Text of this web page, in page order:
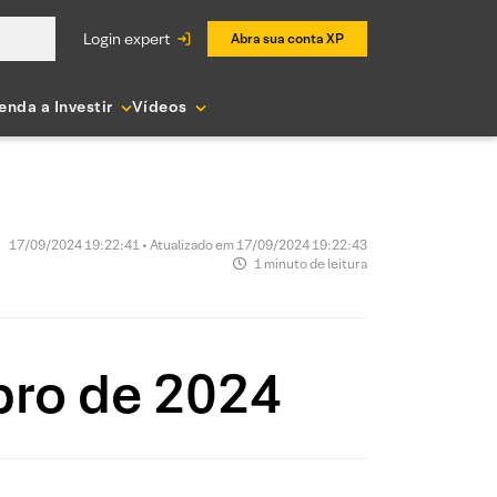
login expert Abra sua conta XP
a Investir Vídeos
17/09/2024 19:22:41 • Atualizado em 17/09/2024 19:22:43
1 minuto de leitura
de 2024